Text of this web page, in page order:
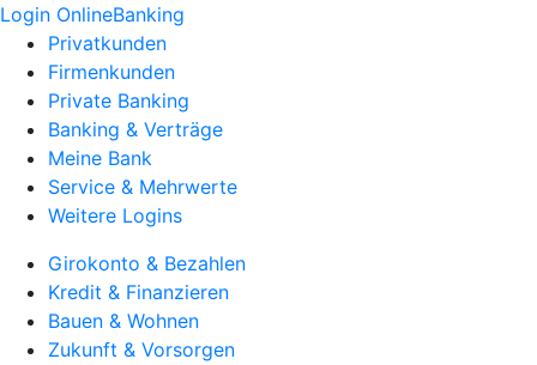
Login OnlineBanking
Privatkunden
Firmenkunden
Private Banking
Banking & Verträge
Meine Bank
Service & Mehrwerte
Weitere Logins
Girokonto & Bezahlen
Kredit & Finanzieren
Bauen & Wohnen
Zukunft & Vorsorgen